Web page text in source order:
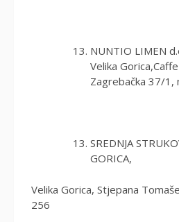
NUNTIO LIMEN
Velika
Zagrebačka 37/1,
SREDNJA
GORICA,
Velika Gorica, Stjepana
256